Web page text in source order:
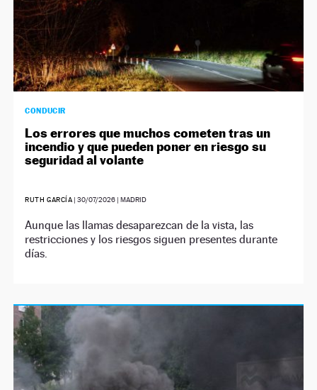
CONDUCIR
Los errores que muchos cometen tras un
incendio y que pueden poner en riesgo su
seguridad al volante
RUTH GARCÍA |30/07/2026 | MADRID
Aunque las llamas desaparezcan de la vista, las
restricciones y los riesgos siguen presentes durante
días.